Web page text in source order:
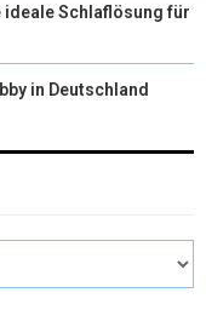
ideale Schlaflösung für
in Deutschland